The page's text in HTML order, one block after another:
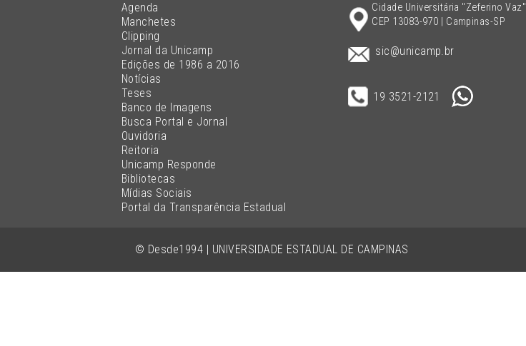
© Desde1994 | UNIVERSIDADE ESTADUAL DE CAMPINAS
Agenda
Manchetes
Clipping
Jornal da Unicamp
Edições de 1986 a 2016
Notícias
Teses
Banco de Imagens
Busca Portal e Jornal
Ouvidoria
Reitoria
Unicamp Responde
Bibliotecas
Mídias Sociais
Portal da Transparência Estadual
Cidade Universitária "Zeferino Vaz"
CEP 13083-970 | Campinas-SP
sic@unicamp.br
19 3521-2121